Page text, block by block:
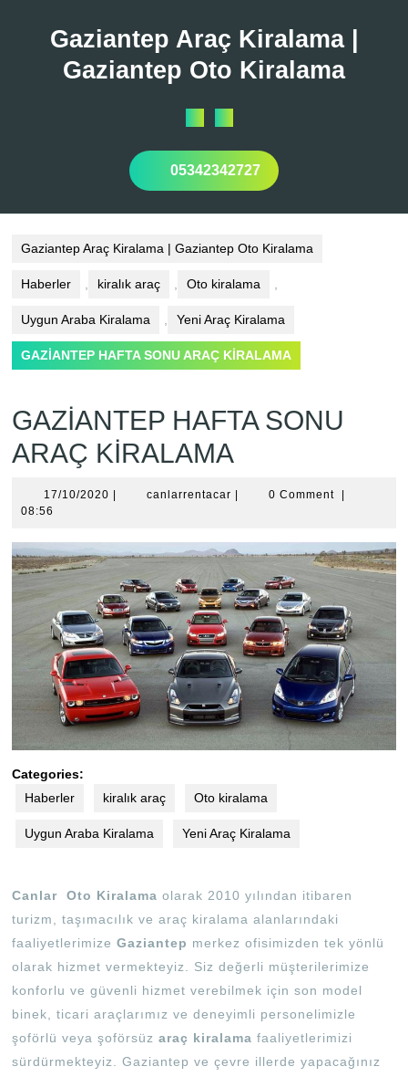
Gaziantep Araç Kiralama |
Gaziantep Oto Kiralama
Open
Button
05342342727
Gaziantep Araç Kiralama | Gaziantep Oto Kiralama
Haberler , kiralık araç , Oto kiralama ,
Uygun Araba Kiralama , Yeni Araç Kiralama
GAZİANTEP HAFTA SONU ARAÇ KİRALAMA
GAZİANTEP HAFTA SONU
ARAÇ KİRALAMA
17/10/2020 17/10/2020canlarrentacar canlarrentacar
0 Comment
08:56
Categories:
Haberler
kiralık araç Oto kiralama
Uygun Araba Kiralama Yeni Araç Kiralama
Canlar Oto Kiralama olarak 2010 yılından itibaren
turizm, taşımacılık ve araç kiralama alanlarındaki
faaliyetlerimizeGaziantep merkez ofisimizden tek yönlü
olarak hizmet vermekteyiz. Siz değerli müşterilerimize
konforlu ve güvenli hizmet verebilmek için son model
binek, ticari araçlarımız ve deneyimli personelimizle
şoförlü veya şoförsüzaraç kiralama faaliyetlerimizi
sürdürmekteyiz. Gaziantep ve çevre illerde yapacağınız